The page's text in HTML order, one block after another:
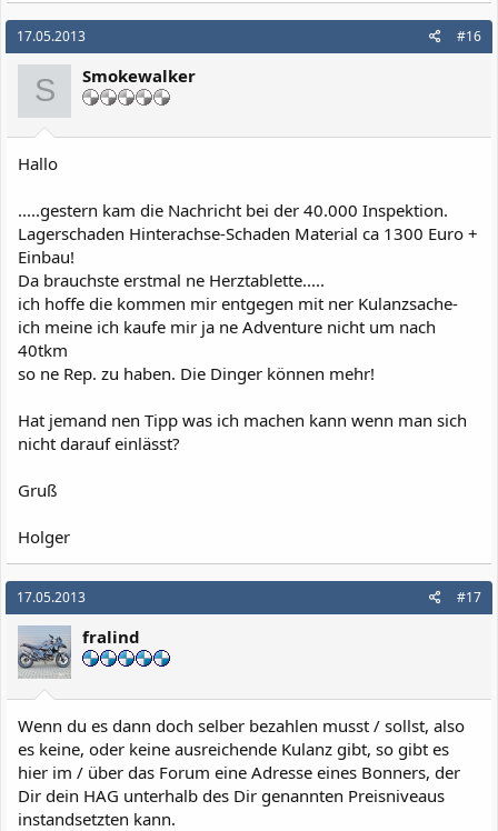
17.05.2013 #16
S Smokewalker
Hallo
.....gestern kam die Nachricht bei der 40.000 Inspektion.
Lagerschaden Hinterachse-Schaden Material ca 1300 Euro +
Einbau!
Da brauchste erstmal ne Herztablette.....
ich hoffe die kommen mir entgegen mit ner Kulanzsache-
ich meine ich kaufe mir ja ne Adventure nicht um nach
40tkm
so ne Rep. zu haben. Die Dinger können mehr!
Hat jemand nen Tipp was ich machen kann wenn man sich
nicht darauf einlässt?
Gruß
Holger
17.05.2013 #17
fralind
Wenn du es dann doch selber bezahlen musst / sollst, also
es keine, oder keine ausreichende Kulanz gibt, so gibt es
hier im / über das Forum eine Adresse eines Bonners, der
Dir dein HAG unterhalb des Dir genannten Preisniveaus
instandsetzten kann.